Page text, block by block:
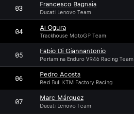
03 Francesco Bagnaia
Ducati Lenovo Team
04 Ai Ogura
Trackhouse MotoGP Team
05 Fabio Di Giannantonio
Pertamina Enduro VR46 Racing Team
06 Pedro Acosta
Red Bull KTM Factory Racing
07 Marc Márquez
Ducati Lenovo Team